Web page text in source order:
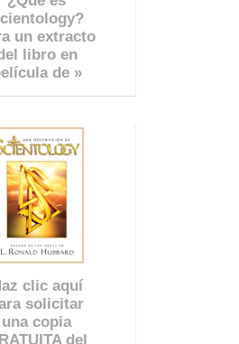
un extracto
libro en
de »
clic aquí
solicitar
una copia
del